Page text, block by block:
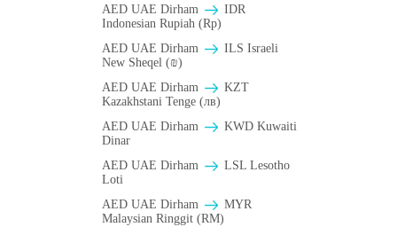
AED UAE Dirham
IDR
Indonesian Rupiah (Rp)
AED UAE Dirham
ILS Israeli
New Sheqel (₪)
AED UAE Dirham
KZT
Kazakhstani Tenge (лв)
AED UAE Dirham
KWD Kuwaiti
Dinar
AED UAE Dirham
LSL Lesotho
Loti
AED UAE Dirham
MYR
Malaysian Ringgit (RM)